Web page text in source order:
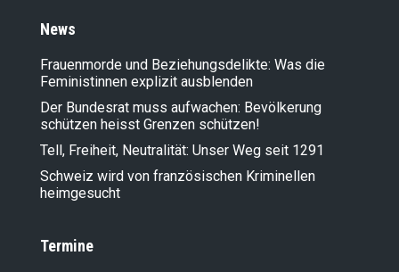
News
Frauenmorde und Beziehungsdelikte: Was die
Feministinnen explizit ausblenden
Der Bundesrat muss aufwachen: Bevölkerung
schützen heisst Grenzen schützen!
Tell, Freiheit, Neutralität: Unser Weg seit 1291
Schweiz wird von französischen Kriminellen
heimgesucht
Termine